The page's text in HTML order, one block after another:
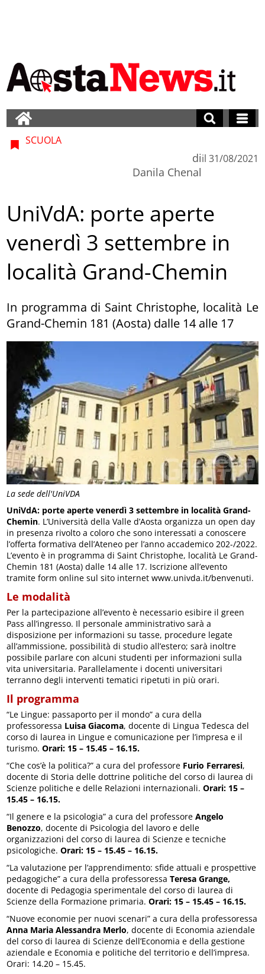
La sede dell'UniVDA
SCUOLA
di
Danila Chenal
il 31/08/2021
UniVdA: porte aperte
venerdì 3 settembre in
località Grand-Chemin
In programma di Saint Christophe, località Le
Grand-Chemin 181 (Aosta) dalle 14 alle 17
UniVdA: porte aperte venerdì 3 settembre in località Grand-
Chemin. L’Università della Valle d’Aosta organizza un open day
in presenza rivolto a coloro che sono interessati a conoscere
l’offerta formativa dell’Ateneo per l’anno accademico 202-/2022.
L’evento è in programma di Saint Christophe, località Le Grand-
Chemin 181 (Aosta) dalle 14 alle 17. Iscrizione all’evento
tramite form online sul sito internet www.univda.it/benvenuti.
Le modalità
Per la partecipazione all’evento è necessario esibire il green
Pass all’ingresso. Il personale amministrativo sarà a
disposizione per informazioni su tasse, procedure legate
all’ammissione, possibilità di studio all’estero; sarà inoltre
possibile parlare con alcuni studenti per informazioni sulla
vita universitaria. Parallelamente i docenti universitari
terranno degli interventi tematici ripetuti in più orari.
Il programma
“Le Lingue: passaporto per il mondo” a cura della
professoressa Luisa Giacoma, docente di Lingua Tedesca del
corso di laurea in Lingue e comunicazione per l’impresa e il
turismo. Orari: 15 – 15.45 – 16.15.
“Che cos’è la politica?” a cura del professore Furio Ferraresi,
docente di Storia delle dottrine politiche del corso di laurea di
Scienze politiche e delle Relazioni internazionali.Orari: 15 –
15.45 – 16.15.
“Il genere e la psicologia” a cura del professoreAngelo
Benozzo, docente di Psicologia del lavoro e delle
organizzazioni del corso di laurea di Scienze e tecniche
psicologiche.Orari: 15 – 15.45 – 16.15.
“La valutazione per l’apprendimento: sfide attuali e prospettive
pedagogiche” a cura della professoressaTeresa Grange,
docente di Pedagogia sperimentale del corso di laurea di
Scienze della Formazione primaria.Orari: 15 – 15.45 – 16.15.
“Nuove economie per nuovi scenari” a cura della professoressa
Anna Maria Alessandra Merlo, docente di Economia aziendale
del corso di laurea di Scienze dell’Economia e della gestione
aziendale e Economia e politiche del territorio e dell’impresa.
Orari: 14.20 – 15.45.